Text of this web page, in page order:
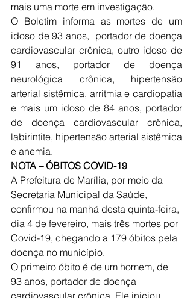
mais uma morte em investigação.
O Boletim informa as mortes de um
idoso de 93 anos,  portador de doença
cardiovascular crônica, outro idoso de
91 anos, portador de doença
neurológica crônica, hipertensão
arterial sistêmica, arritmia e cardiopatia
e mais um idoso de 84 anos, portador
de doença cardiovascular crônica,
labirintite, hipertensão arterial sistêmica
e anemia.
NOTA – ÓBITOS COVID-19
A Prefeitura de Marília, por meio da
Secretaria Municipal da Saúde,
confirmou na manhã desta quinta-feira,
dia 4 de fevereiro, mais três mortes por
Covid-19, chegando a 179 óbitos pela
doença no município.
O primeiro óbito é de um homem, de
93 anos, portador de doença